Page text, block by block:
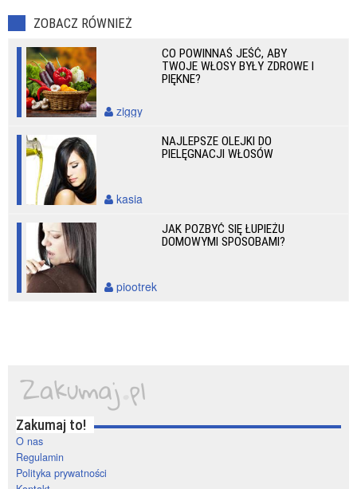
ZOBACZ RÓWNIEŻ
CO POWINNAŚ JEŚĆ, ABY
TWOJE WŁOSY BYŁY ZDROWE I
PIĘKNE?
ziggy
NAJLEPSZE OLEJKI DO
PIELĘGNACJI WŁOSÓW
kasia
JAK POZBYĆ SIĘ ŁUPIEŻU
DOMOWYMI SPOSOBAMI?
piootrek
Zakumaj to!
O nas
Regulamin
Polityka prywatności